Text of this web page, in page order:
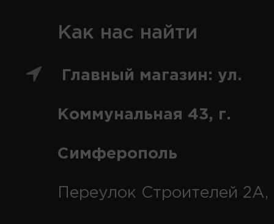
Как нас найти
Главный магазин: ул.
Коммунальная 43, г.
Симферополь
Переулок Строителей 2А,